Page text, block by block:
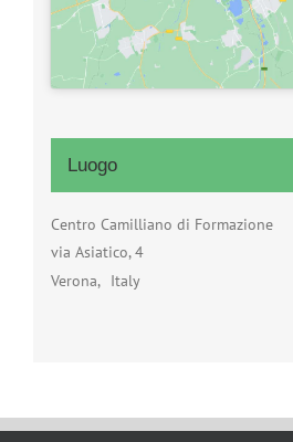
Luogo
Centro Camilliano di Formazione
via Asiatico, 4
Verona, Italy